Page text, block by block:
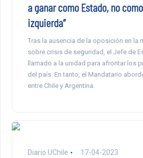
a ganar como Estado, no
izquierda”
Tras la ausencia de la oposición en la
sobre crisis de seguridad, el Jefe de
llamado a la unidad para afrontar los
del país. En tanto, el Mandatario
entre Chile y Argentina.
Diario UChile 17-04-2023